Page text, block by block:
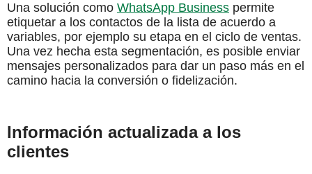
Una solución como WhatsApp Business permite
etiquetar a los contactos de la lista de acuerdo a
variables, por ejemplo su etapa en el ciclo de ventas.
Una vez hecha esta segmentación, es posible enviar
mensajes personalizados para dar un paso más en el
camino hacia la conversión o fidelización.
Información actualizada a los
clientes